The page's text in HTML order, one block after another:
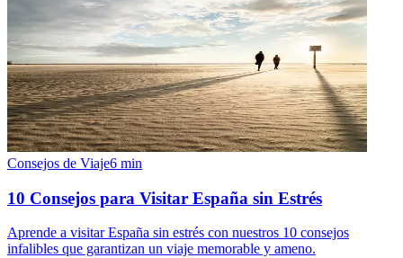
Consejos de Viaje6 min
10 Consejos para Visitar España sin Estrés
Aprende a visitar España sin estrés con nuestros 10 consejos
infalibles que garantizan un viaje memorable y ameno.